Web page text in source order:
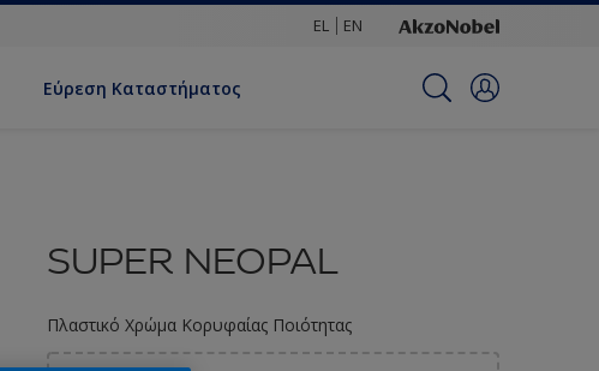
EL EN
Εύρεση Καταστήματος
SUPER NEOPAL
Πλαστικό Χρώμα Κορυφαίας Ποιότητας